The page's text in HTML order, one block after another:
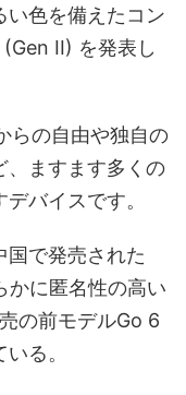
い色を備えたコン
II) を発表し
らの自由や独自の
、ますます多くの
バイスです。
国で発売された
かに匿名性の高い
の前モデルGo 6
る。